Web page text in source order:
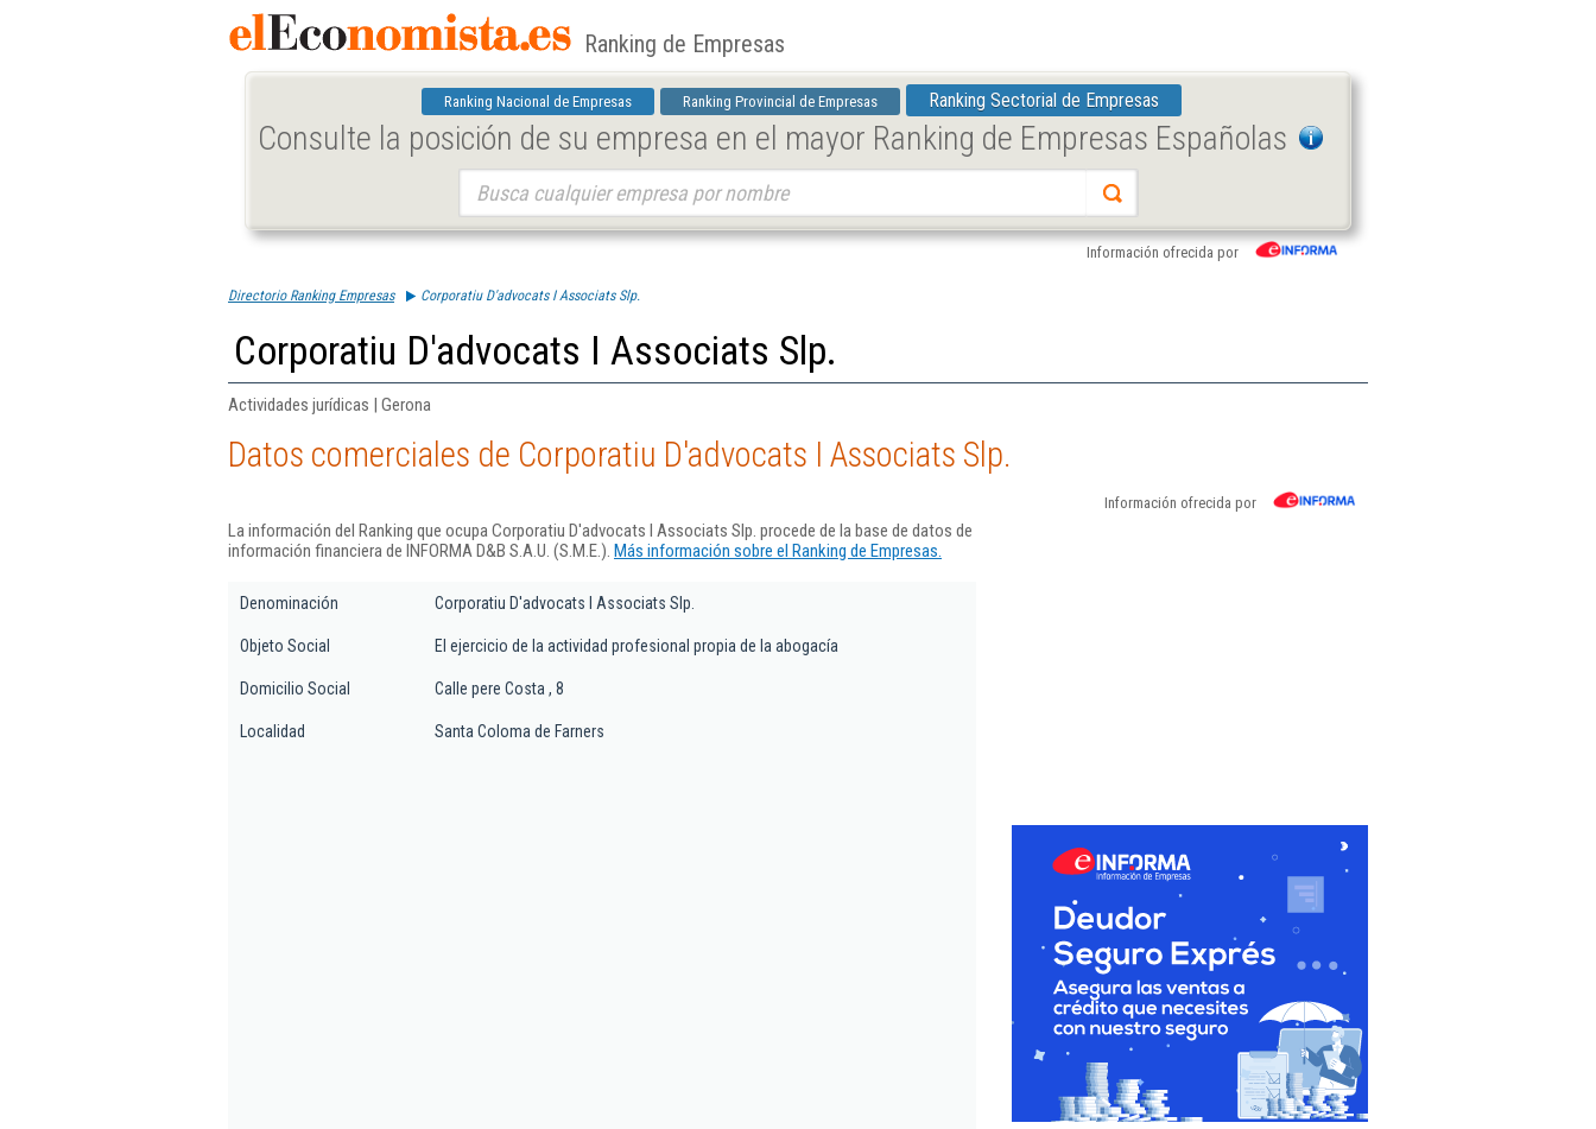
Ranking de Empresas
Ranking Nacional de Empresas Ranking Provincial de Empresas Ranking Sectorial de Empresas
Consulte la posición de su empresa en el mayor Ranking de Empresas Españolas
Información ofrecida por
Directorio Ranking Empresas Corporatiu D'advocats I Associats Slp.
Corporatiu D'advocats I Associats Slp.
Actividades jurídicas | Gerona
Datos comerciales de Corporatiu D'advocats I Associats Slp.
Información ofrecida por
La información del Ranking que ocupa Corporatiu D'advocats I Associats Slp. procede de la base de datos de
información financiera de INFORMA D&B S.A.U. (S.M.E.). Más información sobre el Ranking de Empresas.
Denominación Corporatiu D'advocats I Associats Slp.
Objeto Social El ejercicio de la actividad profesional propia de la abogacía
Domicilio Social Calle pere Costa , 8
Localidad Santa Coloma de Farners